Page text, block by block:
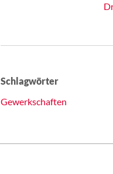
Schlagwörter
Gewerkschaften